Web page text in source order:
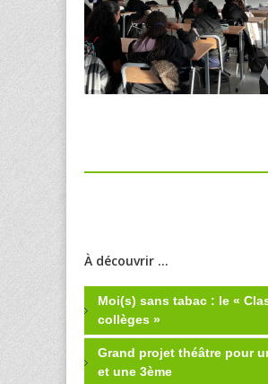
À découvrir ...
Moi(s) sans tabac : le «
collèges »
Grand projet théâtre pour
et une 3ème